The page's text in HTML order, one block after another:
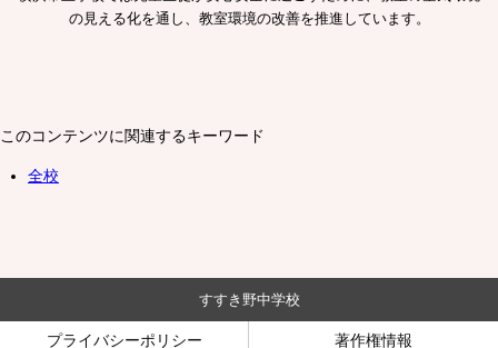
の見える化を通し、教室環境の改善を推進しています。
このコンテンツに関連するキーワード
全校
すすき野中学校
プライバシーポリシー 著作権情報